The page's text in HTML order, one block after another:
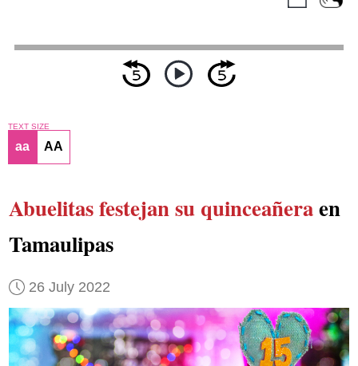
TEXT SIZE
aa AA
Abuelitasfestejan su quinceañeraen
Tamaulipas
26 July 2022